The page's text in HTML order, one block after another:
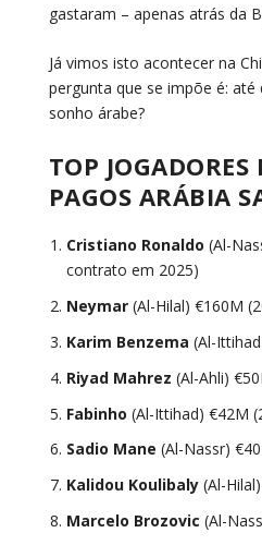
gastaram – apenas atrás da
Já vimos isto acontecer na
pergunta que se impõe é: até
sonho árabe?
TOP
PAGOS ARÁBIA
Cristiano Ronaldo (Al-
contrato em 2025)
Neymar(Al-Hilal) €160M
Karim Benzema (Al-
Riyad Mahrez (Al-Ahli)
Fabinho (Al-Ittihad) €42M
Sadio Mane (Al-Nassr)
Kalidou Koulibaly(Al-
Marcelo Brozovic (Al-